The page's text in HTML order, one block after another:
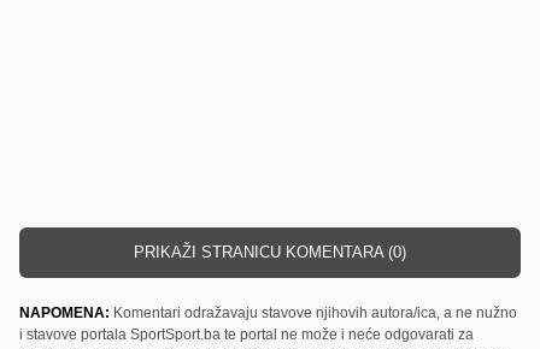
PRIKAŽI STRANICU KOMENTARA (0)
NAPOMENA: Komentari odražavaju stavove njihovih autora/ica, a ne nužno
i stavove portala SportSport.ba te portal ne može i neće odgovarati za